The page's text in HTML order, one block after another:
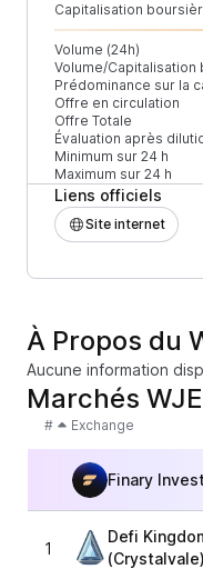
Capitalisation
Volume (24h)
Volume/Capitalisation
Prédominance sur la
Offre en circulation
Offre Totale
Évaluation après
Minimum sur 24 h
Maximum sur 24 h
Liens officiels
Site internet
À Propos du
Aucune information
Marchés
# Exchange
Finary Invest
1
Defi
(Crystalvale)